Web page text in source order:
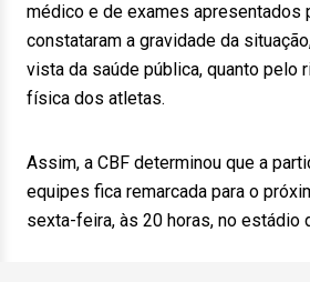
médico e de exames apresentados
constataram a gravidade da
vista da saúde pública, quanto pelo
física dos atletas.
Assim, a CBF determinou que a
equipes fica remarcada para o
sexta-feira, às 20 horas, no estádio